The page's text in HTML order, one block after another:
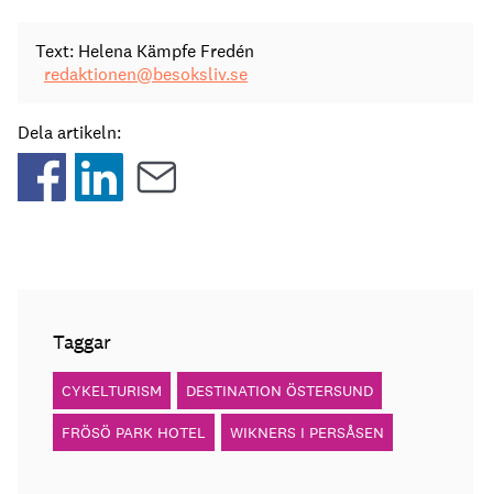
Text: Helena Kämpfe Fredén
redaktionen@besoksliv.se
Dela artikeln:
Taggar
CYKELTURISM DESTINATION ÖSTERSUND
FRÖSÖ PARK HOTEL WIKNERS I PERSÅSEN